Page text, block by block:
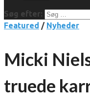
Søg efter:
Featured / Nyheder
Micki
truede